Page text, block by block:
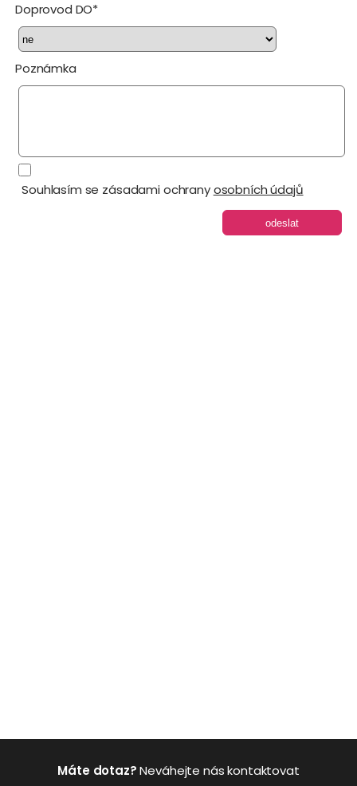
Doprovod DO*
Poznámka
Souhlasím se zásadami ochranyosobních údajů
odeslat
Máte dotaz?Neváhejte nás kontaktovat